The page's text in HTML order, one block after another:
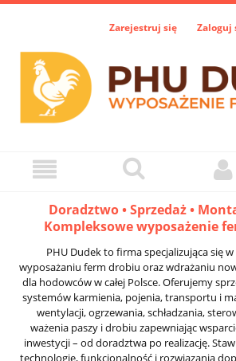
Zarejestruj się Zaloguj
Doradztwo • Sprzedaż •
Kompleksowe wyposażenie
PHU Dudek to firma specjalizująca się
wyposażaniu ferm drobiu oraz wdrażaniu
dla hodowców w całej Polsce. Oferujemy
systemów karmienia, pojenia, transportu i
wentylacji, ogrzewania, schładzania,
ważenia paszy i drobiu zapewniając
inwestycji – od doradztwa po realizację.
technologie, funkcjonalność i rozwiązania